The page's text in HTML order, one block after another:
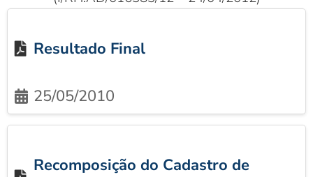
Resultado Final
25/05/2010
Recomposição do Cadastro de